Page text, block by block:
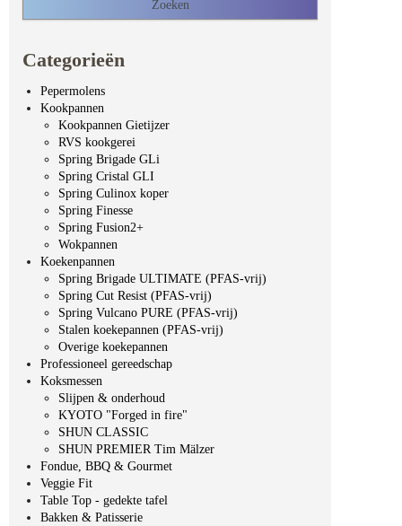
Categorieën
Pepermolens
Kookpannen
Kookpannen Gietijzer
RVS kookgerei
Spring Brigade GLi
Spring Cristal GLI
Spring Culinox koper
Spring Finesse
Spring Fusion2+
Wokpannen
Koekenpannen
Spring Brigade ULTIMATE (PFAS-vrij)
Spring Cut Resist (PFAS-vrij)
Spring Vulcano PURE (PFAS-vrij)
Stalen koekepannen (PFAS-vrij)
Overige koekepannen
Professioneel gereedschap
Koksmessen
Slijpen & onderhoud
KYOTO "Forged in fire"
SHUN CLASSIC
SHUN PREMIER Tim Mälzer
Fondue, BBQ & Gourmet
Veggie Fit
Table Top - gedekte tafel
Bakken & Patisserie